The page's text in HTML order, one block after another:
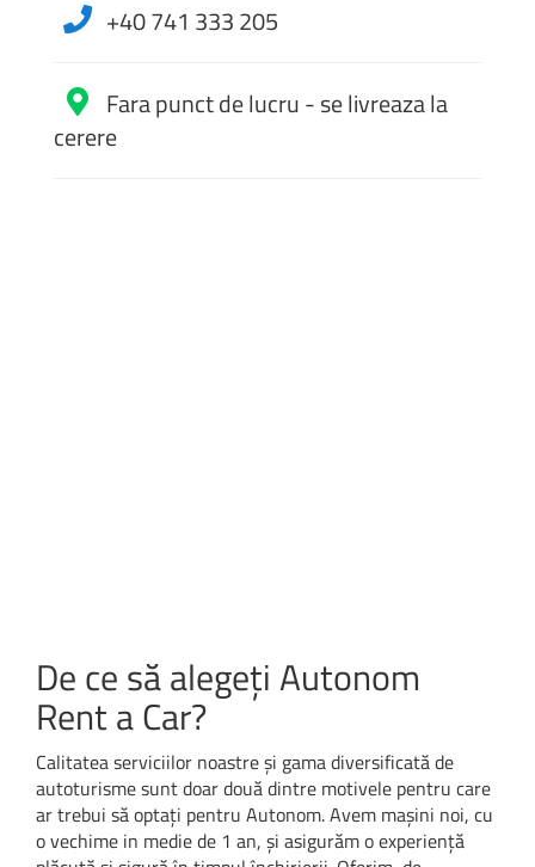
+40 741 333 205
Fara punct de lucru - se livreaza la
cerere
De ce să alegeți Autonom
Rent a Car?
Calitatea serviciilor noastre și gama diversificată de
autoturisme sunt doar două dintre motivele pentru care
ar trebui să optați pentru Autonom. Avem mașini noi, cu
o vechime in medie de 1 an, și asigurăm o experiență